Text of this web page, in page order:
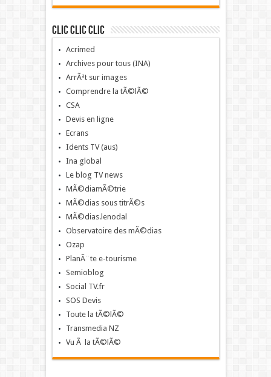
Clic clic clic
Acrimed
Archives pour tous (INA)
ArrÃªt sur images
Comprendre la tÃ©lÃ©
CSA
Devis en ligne
Ecrans
Idents TV (aus)
Ina global
Le blog TV news
MÃ©diamÃ©trie
MÃ©dias sous titrÃ©s
MÃ©dias.lenodal
Observatoire des mÃ©dias
Ozap
PlanÃ¨te e-tourisme
Semioblog
Social TV.fr
SOS Devis
Toute la tÃ©lÃ©
Transmedia NZ
Vu Ã la tÃ©lÃ©